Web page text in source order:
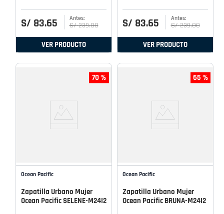
S/ 83.65 S/ 239.00
VER PRODUCTO
S/ 83.65 S/ 239.00
VER PRODUCTO
70 %
Ocean Pacific
Zapatilla Urbano Mujer
Ocean Pacific SELENE-M24I2
65 %
Ocean Pacific
Zapatilla Urbano Mujer
Ocean Pacific BRUNA-M24I2